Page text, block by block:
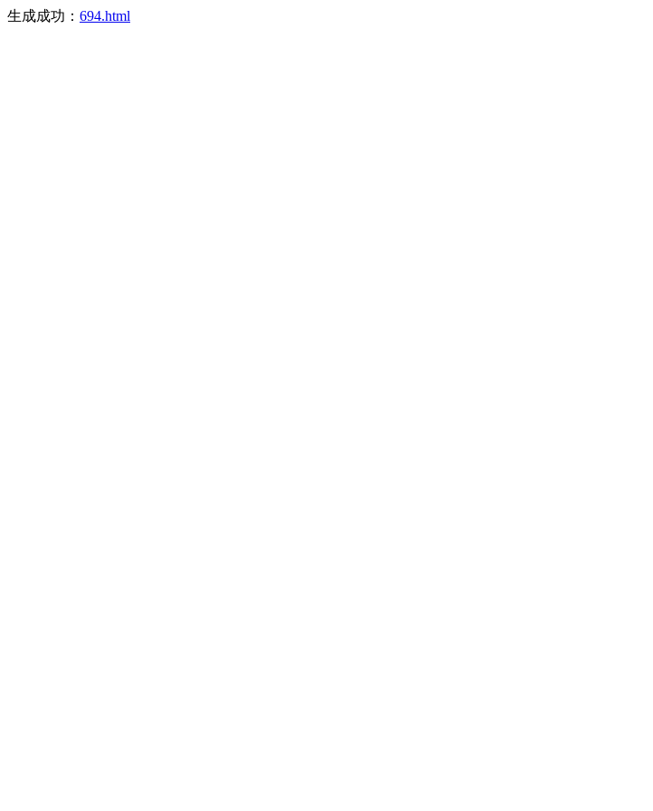
生成成功： 694.html